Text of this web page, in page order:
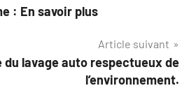
: En savoir plus
Article suivant
du lavage auto respectueux de
l’environnement.